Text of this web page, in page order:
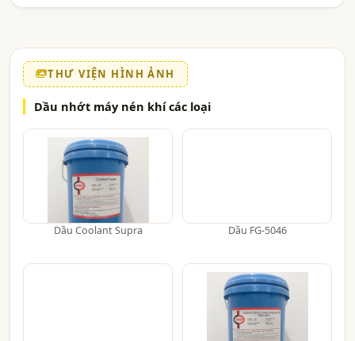
THƯ VIỆN HÌNH ẢNH
Dầu nhớt máy nén khí các loại
Dầu Coolant Supra Dầu FG-5046